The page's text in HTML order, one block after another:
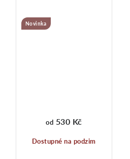
Novinka
Dostupné na podzim
od 530 Kč